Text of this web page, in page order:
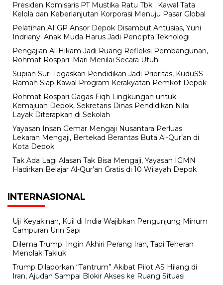
Presiden Komisaris PT Mustika Ratu Tbk : Kawal Tata
Kelola dan Keberlanjutan Korporasi Menuju Pasar Global
Pelatihan AI GP Ansor Depok Disambut Antusias, Yuni
Indriany: Anak Muda Harus Jadi Pencipta Teknologi
Pengajian Al-Hikam Jadi Ruang Refleksi Pembangunan,
Rohmat Rospari: Mari Menilai Secara Utuh
Supian Suri Tegaskan Pendidikan Jadi Prioritas, KuduSS
Ramah Siap Kawal Program Kerakyatan Pemkot Depok
Rohmat Rospari Gagas Fiqh Lingkungan untuk
Kemajuan Depok, Sekretaris Dinas Pendidikan Nilai
Layak Diterapkan di Sekolah
Yayasan Insan Gemar Mengaji Nusantara Perluas
Lekaran Mengaji, Bertekad Berantas Buta Al-Qur’an di
Kota Depok
Tak Ada Lagi Alasan Tak Bisa Mengaji, Yayasan IGMN
Hadirkan Belajar Al-Qur’an Gratis di 10 Wilayah Depok
INTERNASIONAL
Uji Keyakinan, Kuil di India Wajibkan Pengunjung Minum
Campuran Urin Sapi
Dilema Trump: Ingin Akhiri Perang Iran, Tapi Teheran
Menolak Takluk
Trump Dilaporkan “Tantrum” Akibat Pilot AS Hilang di
Iran, Ajudan Sampai Blokir Akses ke Ruang Situasi